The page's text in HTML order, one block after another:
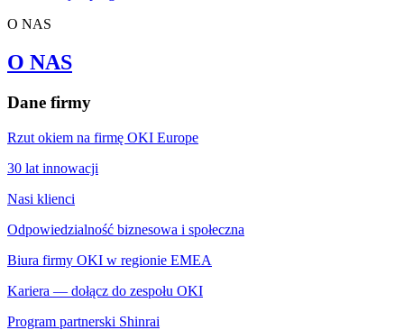
O NAS
O NAS
Dane firmy
Rzut okiem na firmę OKI Europe
30 lat innowacji
Nasi klienci
Odpowiedzialność biznesowa i społeczna
Biura firmy OKI w regionie EMEA
Kariera — dołącz do zespołu OKI
Program partnerski Shinrai